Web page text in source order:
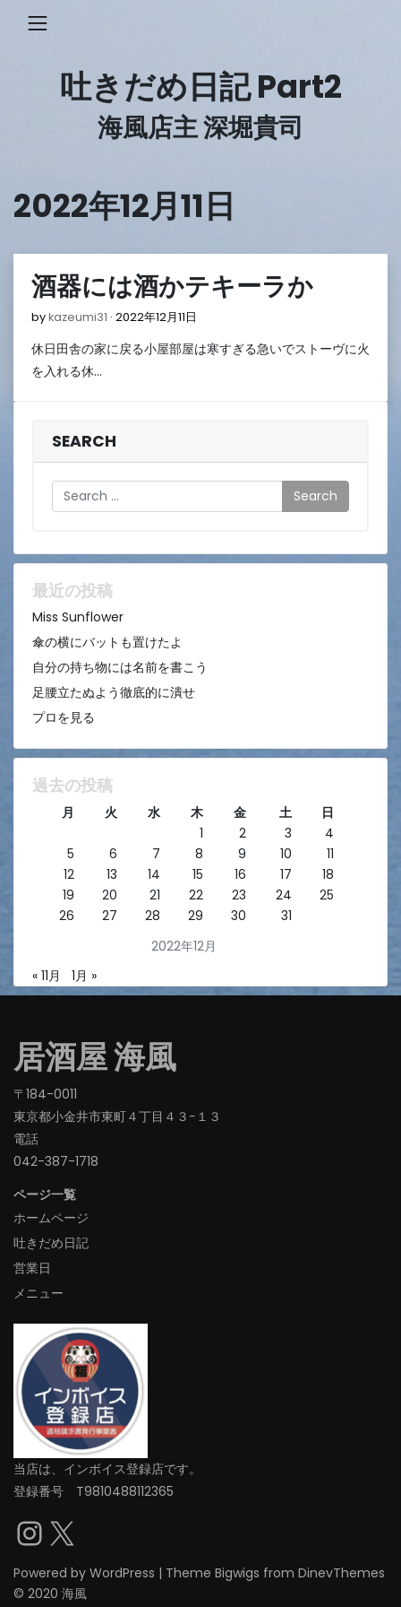
吐きだめ日記 Part2
海風店主 深堀貴司
2022年12月11日
酒器には酒かテキーラか
bykazeumi31 2022年12月11日
12
休日田舎の家に戻る小屋部屋は寒すぎる急いでストーヴに火
を入れる休…
SEARCH
Search
最近の投稿
Miss Sunflower
傘の横にバットも置けたよ
自分の持ち物には名前を書こう
足腰立たぬよう徹底的に潰せ
プロを見る
過去の投稿
2022年12月
月 火 水 木 金 土
日
1
2 3
4
5
6 7 8 9 10
11
12
13 14 15 16 17
18
19
20 21 22 23 24
25
26
27 28 29 30 31
« 11月 1月 »
居酒屋 海風
〒184-0011
東京都小金井市東町４丁目４３−１３
電話
042-387-1718‬
ページ一覧
ホームページ
吐きだめ日記
営業日
メニュー
当店は、インボイス登録店です。
登録番号 T9810488112365
Instagram
X
Powered by WordPress | Theme Bigwigs from DinevThemes
© 2020 海風